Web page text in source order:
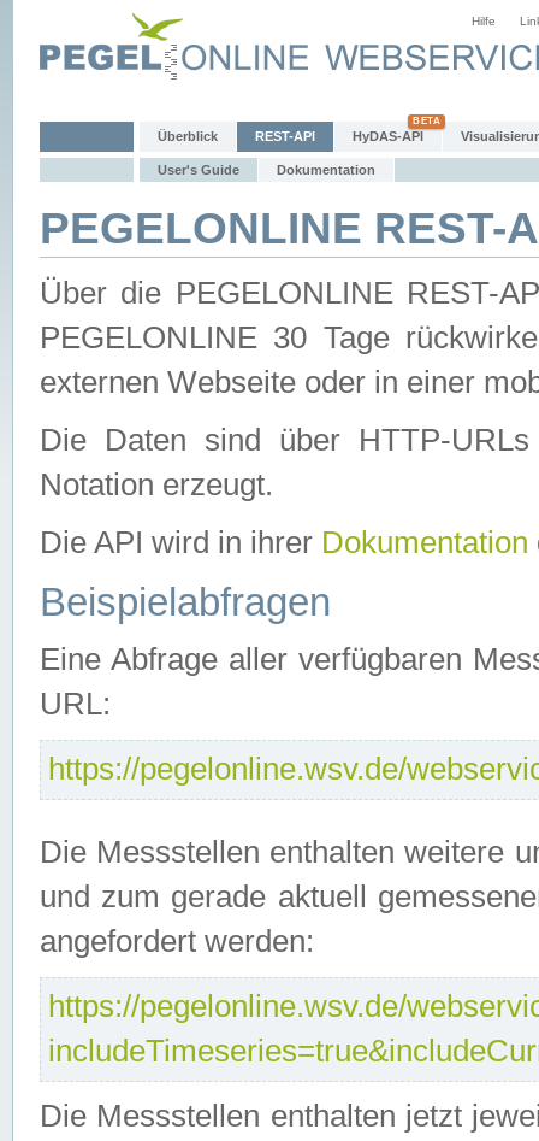
Hilfe
Überblick REST-API HyDAS-API
User's Guide Dokumentation
PEGELONLINE REST-
Über die PEGELONLINE REST-
PEGELONLINE 30 Tage
externen Webseite oder in einer
Die Daten sind über HTTP-
Notation erzeugt.
Die API wird in ihrer Dokumentation
Beispielabfragen
Eine Abfrage aller verfügbaren
URL:
https://pegelonline.wsv.de/
Die Messstellen enthalten weitere
und zum gerade aktuell
angefordert werden:
https://pegelonline.wsv.de/
Die Messstellen enthalten jetzt